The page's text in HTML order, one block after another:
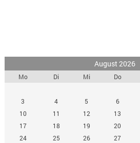
August 2026
Mo Di Mi Do
3
4 5 6
10
11 12 13
17
18 19 20
24
25 26 27